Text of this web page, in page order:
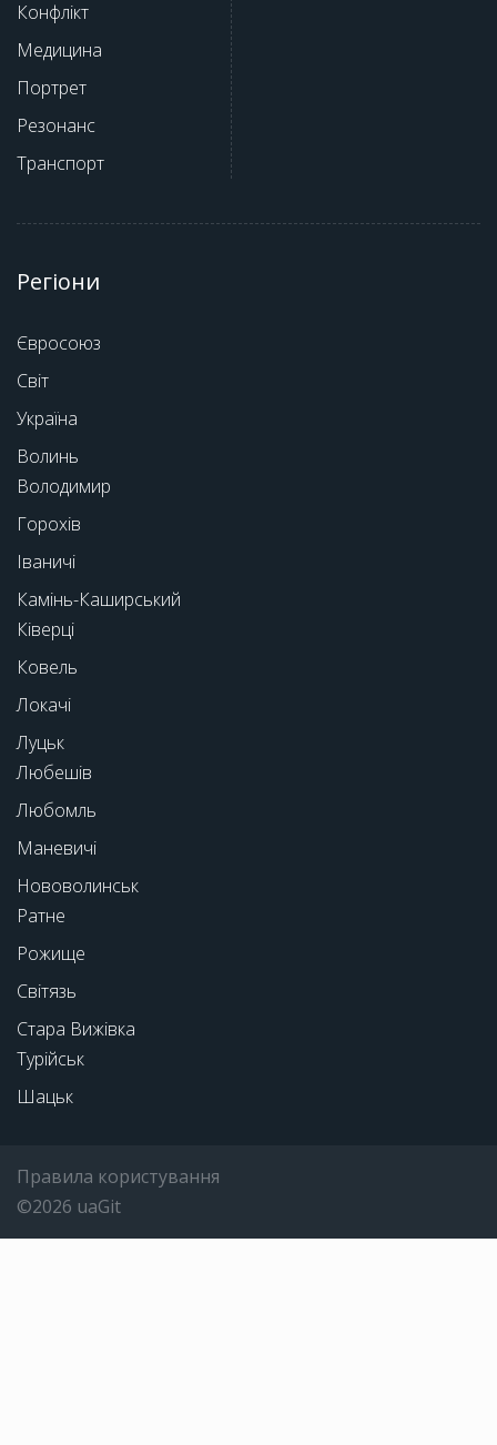
Конфлікт
Медицина
Портрет
Резонанс
Транспорт
Регіони
Євросоюз
Світ
Україна
Волинь
Володимир
Горохів
Іваничі
Камінь-Каширський
Ківерці
Ковель
Локачі
Луцьк
Любешів
Любомль
Маневичі
Нововолинськ
Ратне
Рожище
Світязь
Стара Вижівка
Турійськ
Шацьк
Правила користування
©2026 uaGit